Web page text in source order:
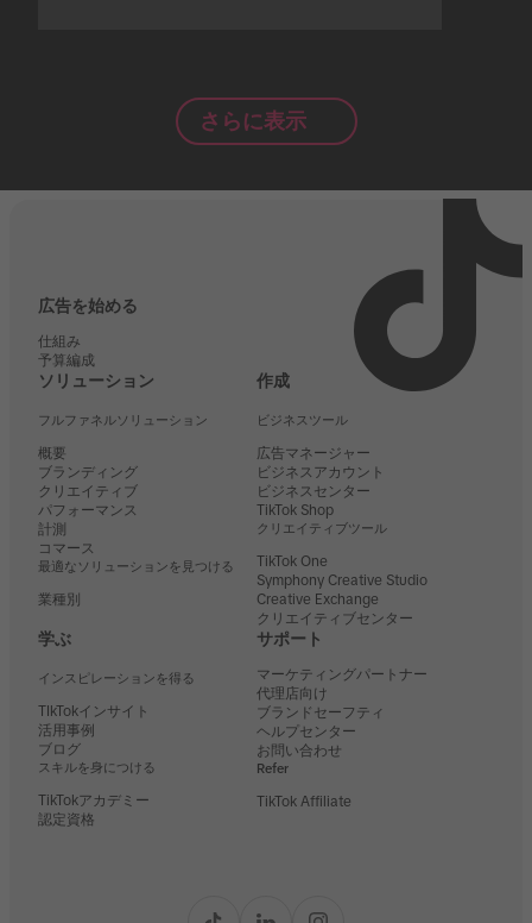
さらに表示
広告を始める
仕組み
予算編成
ソリューション
フルファネルソリューション
概要
ブランディング
クリエイティブ
パフォーマンス
計測
コマース
最適なソリューションを見つける
業種別
作成
ビジネスツール
広告マネージャー
ビジネスアカウント
ビジネスセンター
TikTok Shop
クリエイティブツール
TikTok One
Symphony Creative Studio
Creative Exchange
クリエイティブセンター
学ぶ
インスピレーションを得る
TIkTokインサイト
活用事例
ブログ
スキルを身につける
TikTokアカデミー
認定資格
サポート
マーケティングパートナー
代理店向け
ブランドセーフティ
ヘルプセンター
お問い合わせ
Refer
TikTok Affiliate